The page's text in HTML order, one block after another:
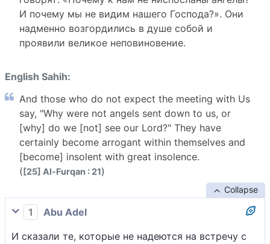
И почему мы не видим нашего Господа?». Они
надменно возгордились в душе собой и
проявили великое неповиновение.
English Sahih:
And those who do not expect the meeting with Us
say, "Why were not angels sent down to us, or
[why] do we [not] see our Lord?" They have
certainly become arrogant within themselves and
[become] insolent with great insolence.
([25] Al-Furqan : 21)
Collapse
1
Abu Adel
И сказали те, которые не надеются на встречу с